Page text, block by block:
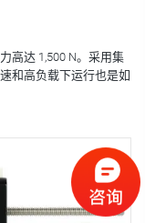
高达 1,500 N。采用集
和高负载下运行也是如